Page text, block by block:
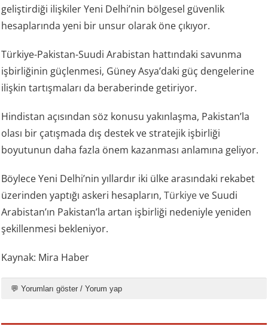
geliştirdiği ilişkiler Yeni Delhi’nin bölgesel güvenlik
hesaplarında yeni bir unsur olarak öne çıkıyor.
Türkiye-Pakistan-Suudi Arabistan hattındaki savunma
işbirliğinin güçlenmesi, Güney Asya’daki güç dengelerine
ilişkin tartışmaları da beraberinde getiriyor.
Hindistan açısından söz konusu yakınlaşma, Pakistan’la
olası bir çatışmada dış destek ve stratejik işbirliği
boyutunun daha fazla önem kazanması anlamına geliyor.
Böylece Yeni Delhi’nin yıllardır iki ülke arasındaki rekabet
üzerinden yaptığı askeri hesapların,Türkiyeve Suudi
Arabistan’ın Pakistan’la artan işbirliği nedeniyle yeniden
şekillenmesi bekleniyor.
Kaynak: Mira Haber
💬 Yorumları göster / Yorum yap